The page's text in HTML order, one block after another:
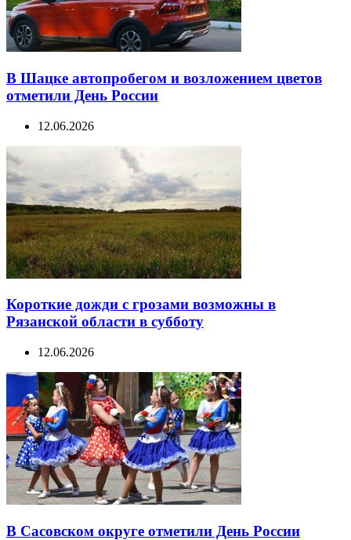
В Шацке автопробегом и возложением цветов
отметили День России
12.06.2026
Короткие дожди с грозами возможны в
Рязанской области в субботу
12.06.2026
В Сасовском округе отметили День России